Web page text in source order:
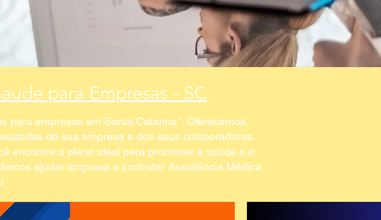
para Empresas - SC
para empresas em Santa Catarina*. Oferecemos
da sua empresa e dos seus colaboradores.
encontre o plano ideal para promover a saúde e o
ajudar empresa a contratar Assistência Médica